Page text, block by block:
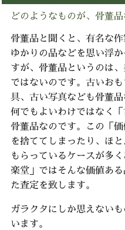
どのようなものが、骨董品
骨董品と聞くと、有名な
ゆかりの品などを思い浮
すが、骨董品というのは
ではないのです。 古いお
具、古い写真なども骨董品
何でもよいわけではなく
骨董品なのです。 この「
を捨ててしまったり、 ほ
もらっているケースが多く
楽堂」ではそんな価値あ
た査定を致します。
ガラクタにしか思えない
います。